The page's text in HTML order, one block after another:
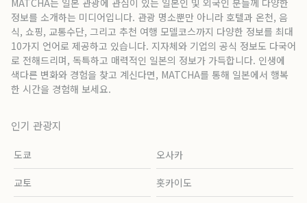
MATCHA는 일본 관광에 관심이 있는 일본인 및 외국인 분들께 다양한
정보를 소개하는 미디어입니다. 관광 명소뿐만 아니라 호텔과 온천, 음
식, 쇼핑, 교통수단, 그리고 추천 여행 모델코스까지 다양한 정보를 최대
10가지 언어로 제공하고 있습니다. 지자체와 기업의 공식 정보도 다국어
로 전해드리며, 독특하고 매력적인 일본의 정보가 가득합니다. 인생에
색다른 변화와 경험을 찾고 계신다면, MATCHA를 통해 일본에서 행복
한 시간을 경험해 보세요.
인기 관광지
도쿄 오사카
교토 홋카이도